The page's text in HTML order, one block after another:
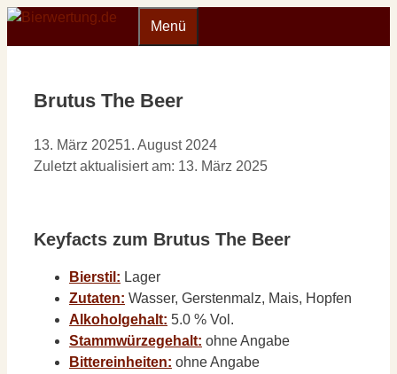
Zum
Menü
Brutus The Beer
13. März 20251. August 2024
Zuletzt aktualisiert am: 13. März 2025
Keyfacts zum Brutus The Beer
Bierstil: Lager
Zutaten: Wasser, Gerstenmalz, Mais, Hopfen
Alkoholgehalt: 5.0 % Vol.
Stammwürzegehalt: ohne Angabe
Bittereinheiten: ohne Angabe